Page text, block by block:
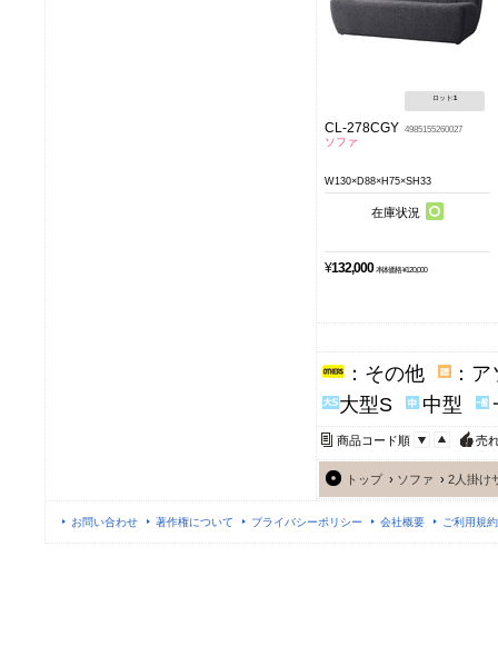
ロット:1
CL-278CGY 4985155260027
ソファ
W130×D88×H75×SH33
在庫状況
¥132,000 本体価格 ¥120,000
：その他
：
大型S
中型
商品コード順 売
トップ› ソファ › 2人掛け
お問い合わせ 著作権について プライバシーポリシー 会社概要 ご利用規約